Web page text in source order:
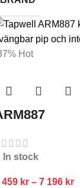
Hot
In stock
459 kr – 7 196 kr